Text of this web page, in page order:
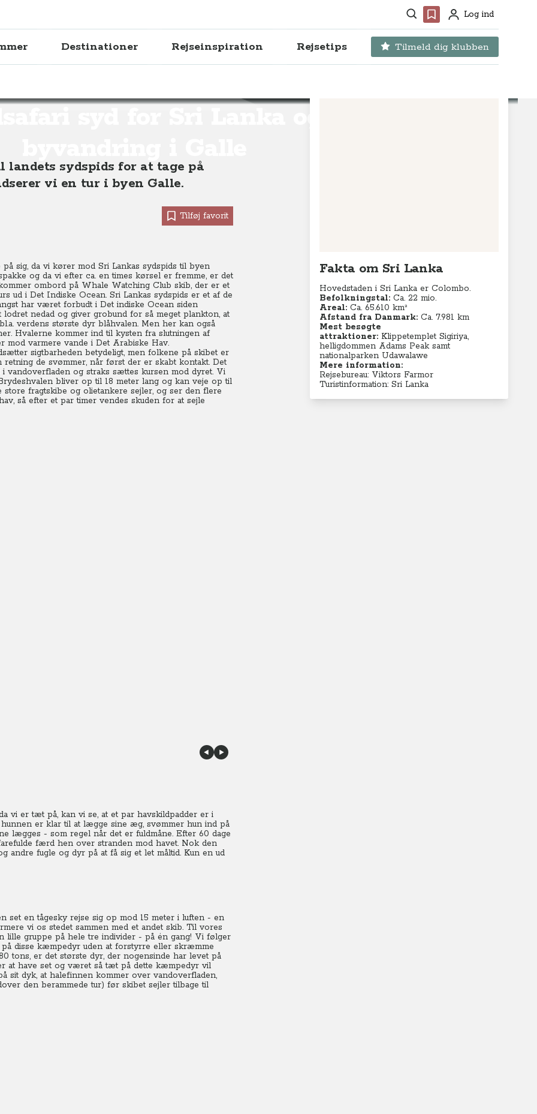
Søg Favoritter
ProfilLog ind
Destinationer Rejseinspiration Rejsetips Tilmeld dig klubben
syd for Sri Lanka og
sydspids for at tage på
vi en tur i byen Galle.
Tilføj favorit
sig, da vi kører mod Sri Lankas sydspids til byen
og da vi efter ca. en times kørsel er fremme, er det
ombord på Whale Watching Club skib, der er et
ud i Det Indiske Ocean. Sri Lankas sydspids er et af de
har været forbudt i Det indiske Ocean siden
nedad og giver grobund for så meget plankton, at
verdens største dyr blåhvalen. Men her kan også
Hvalerne kommer ind til kysten fra slutningen af
varmere vande i Det Arabiske Hav.
sigtbarheden betydeligt, men folkene på skibet er
de svømmer, når først der er skabt kontakt. Det
og straks sættes kursen mod dyret. Vi
bliver op til 18 meter lang og kan veje op til
fragtskibe og olietankere sejler, og ser den flere
så efter et par timer vendes skuden for at sejle
vi er tæt på, kan vi se, at et par havskildpadder er i
er klar til at lægge sine æg, svømmer hun ind på
lægges - som regel når det er fuldmåne. Efter 60 dage
færd hen over stranden mod havet. Nok den
andre fugle og dyr på at få sig et let måltid. Kun en ud
set en tågesky rejse sig op mod 15 meter i luften - en
vi os stedet sammen med et andet skib. Til vores
lille gruppe på hele tre individer - på én gang! Vi følger
disse kæmpedyr uden at forstyrre eller skræmme
tons, er det største dyr, der nogensinde har levet på
at have set og været så tæt på dette kæmpedyr vil
sit dyk, at halefinnen kommer over vandoverfladen,
den berammede tur) før skibet sejler tilbage til
Fakta om Sri Lanka
Hovedstaden i Sri Lanka er Colombo.
Befolkningstal: Ca. 22 mio.
Areal: Ca. 65.610 km²
Afstand fra Danmark: Ca. 7.981 km
Mest besøgte
attraktioner: Klippetemplet Sigiriya,
helligdommen Adams Peak samt
nationalparken Udawalawe
Mere information:
Rejsebureau: Viktors Farmor
Turistinformation: Sri Lanka